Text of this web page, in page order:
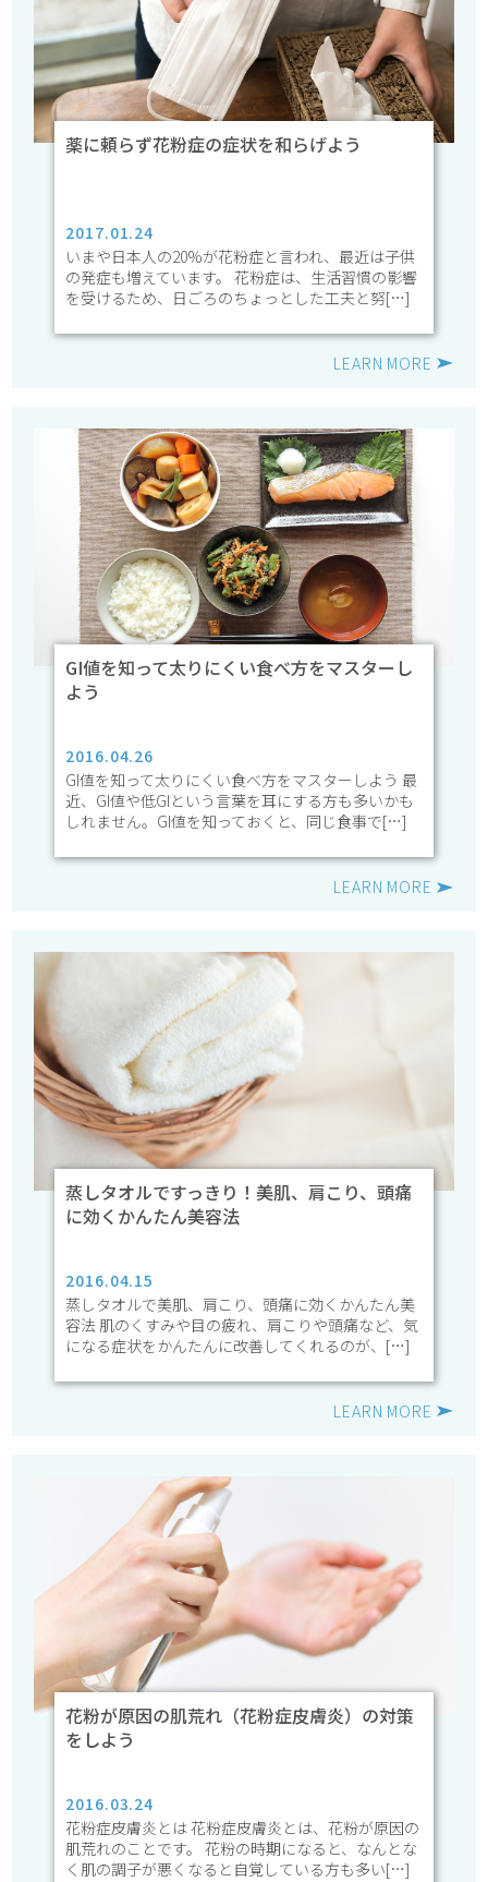
薬に頼らず花粉症の症状を和らげよう
2017.01.24
いまや日本人の20%が花粉症と言われ、最近は子供
の発症も増えています。 花粉症は、生活習慣の影響
を受けるため、日ごろのちょっとした工夫と努[…]
LEARN MORE
GI値を知って太りにくい食べ方をマスターし
よう
2016.04.26
GI値を知って太りにくい食べ方をマスターしよう 最
近、GI値や低GIという言葉を耳にする方も多いかも
しれません。GI値を知っておくと、同じ食事で[…]
LEARN MORE
蒸しタオルですっきり！美肌、肩こり、頭痛
に効くかんたん美容法
2016.04.15
蒸しタオルで美肌、肩こり、頭痛に効くかんたん美
容法 肌のくすみや目の疲れ、肩こりや頭痛など、気
になる症状をかんたんに改善してくれるのが、[…]
LEARN MORE
花粉が原因の肌荒れ（花粉症皮膚炎）の対策
をしよう
2016.03.24
花粉症皮膚炎とは 花粉症皮膚炎とは、花粉が原因の
肌荒れのことです。 花粉の時期になると、なんとな
く肌の調子が悪くなると自覚している方も多い[…]